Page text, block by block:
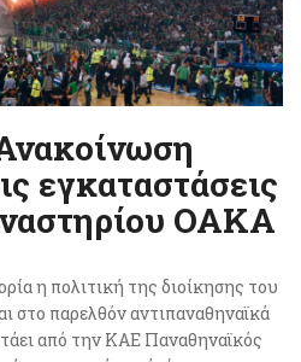
εγκαταστάσεις
ΟΑΚΑ
η πολιτική της διοίκησης του
στο παρελθόν αντιπαναθηναϊκά
από την ΚΑΕ Παναθηναϊκός